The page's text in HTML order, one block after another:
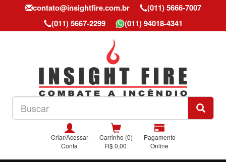
contato@insightfire.com.br
(011) 5666-7007
(011) 5667-2299
(011) 94018-4341
Criar/Acessar
Conta
Carrinho (0)
R$ 0,00
Pagamento
Online